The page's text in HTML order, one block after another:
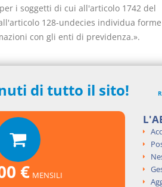
i soggetti di cui all'articolo 1742 del
128-undecies individua
con gli enti di previdenza.».
169
di tutto il sito!
€ MENSILI